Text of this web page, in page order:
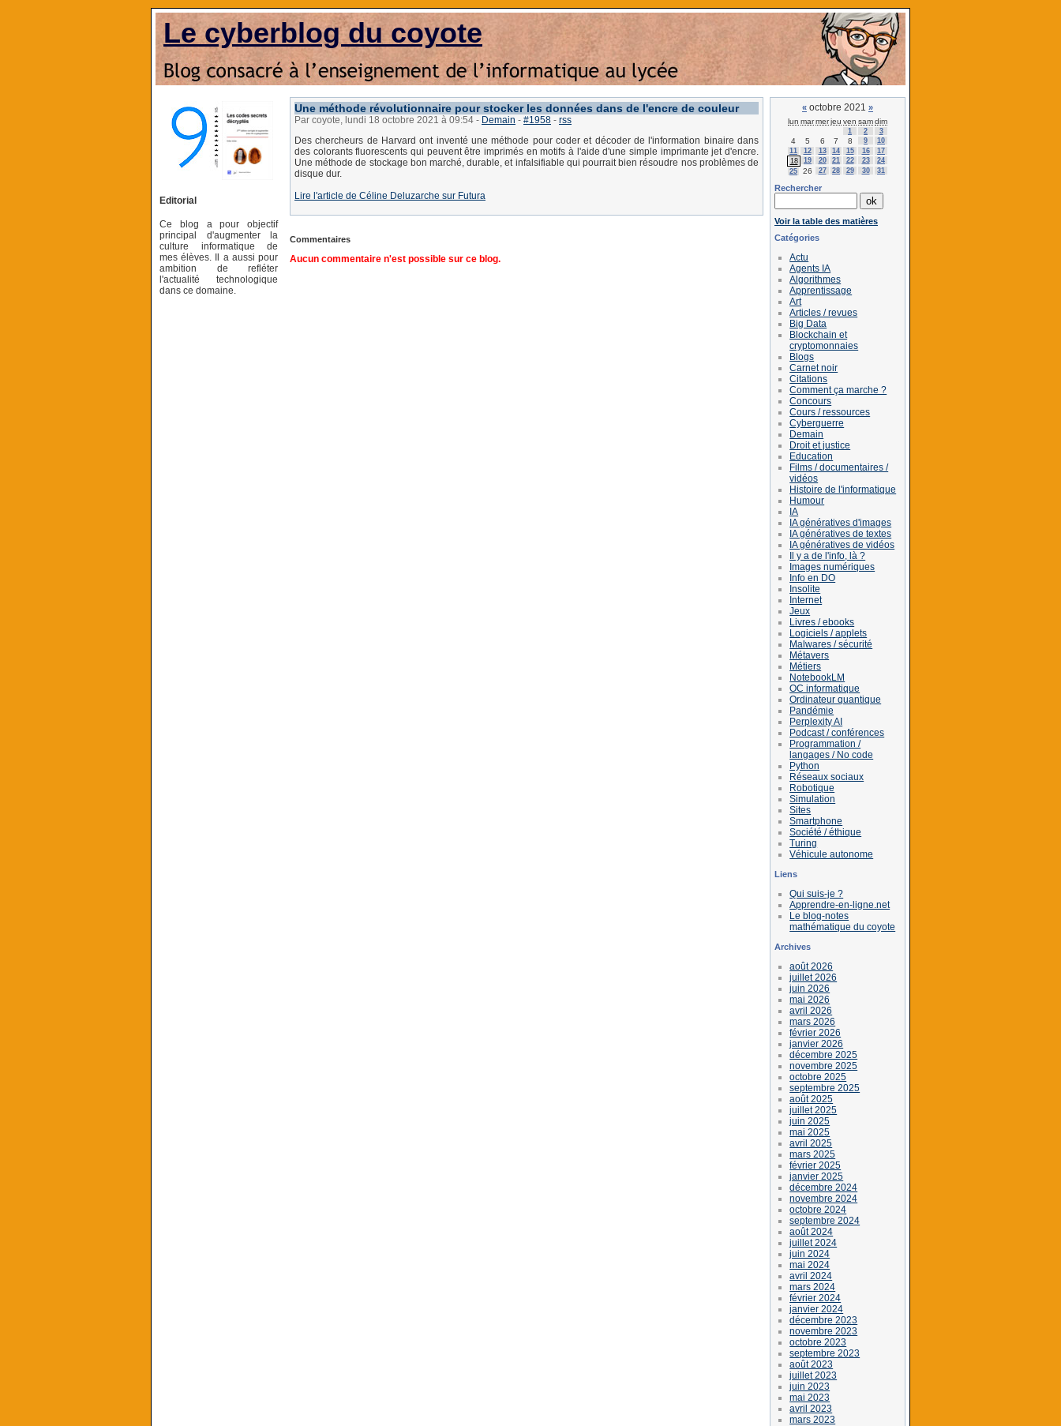
Le cyberblog du coyote
Editorial
Ce blog a pour objectif
principal d'augmenter la
culture informatique de
mes élèves. Il a aussi pour
ambition de refléter
l'actualité technologique
dans ce domaine.
Une méthode révolutionnaire pour stocker les données dans de l'encre de couleur
Par coyote, lundi 18 octobre 2021 à 09:54 - Demain - #1958 - rss
Des chercheurs de Harvard ont inventé une méthode pour coder et décoder de l'information binaire dans
des colorants fluorescents qui peuvent être imprimés en motifs à l'aide d'une simple imprimante jet d'encre.
Une méthode de stockage bon marché, durable, et infalsifiable qui pourrait bien résoudre nos problèmes de
disque dur.
Lire l'article de Céline Deluzarche sur Futura
Commentaires
Aucun commentaire n'est possible sur ce blog.
« octobre 2021 »
lun marmerjeu ven samdim
1 2 3
4 5 6 7 8 9
10
11
12 13 14 15 16
17
18
19 20 21 22 23
24
25
26 27 28 29 30 31
Rechercher
Voir la table des matières
Catégories
Actu
Agents IA
Algorithmes
Apprentissage
Art
Articles / revues
Big Data
Blockchain et
cryptomonnaies
Blogs
Carnet noir
Citations
Comment ça marche ?
Concours
Cours / ressources
Cyberguerre
Demain
Droit et justice
Education
Films / documentaires /
vidéos
Histoire de l'informatique
Humour
IA
IA génératives d'images
IA génératives de textes
IA génératives de vidéos
Il y a de l'info, là ?
Images numériques
Info en DO
Insolite
Internet
Jeux
Livres / ebooks
Logiciels / applets
Malwares / sécurité
Métavers
Métiers
NotebookLM
OC informatique
Ordinateur quantique
Pandémie
Perplexity AI
Podcast / conférences
Programmation /
langages / No code
Python
Réseaux sociaux
Robotique
Simulation
Sites
Smartphone
Société / éthique
Turing
Véhicule autonome
Liens
Qui suis-je ?
Apprendre-en-ligne.net
Le blog-notes
mathématique du coyote
Archives
août 2026
juillet 2026
juin 2026
mai 2026
avril 2026
mars 2026
février 2026
janvier 2026
décembre 2025
novembre 2025
octobre 2025
septembre 2025
août 2025
juillet 2025
juin 2025
mai 2025
avril 2025
mars 2025
février 2025
janvier 2025
décembre 2024
novembre 2024
octobre 2024
septembre 2024
août 2024
juillet 2024
juin 2024
mai 2024
avril 2024
mars 2024
février 2024
janvier 2024
décembre 2023
novembre 2023
octobre 2023
septembre 2023
août 2023
juillet 2023
juin 2023
mai 2023
avril 2023
mars 2023